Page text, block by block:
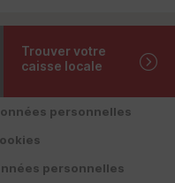
Trouver votre
caisse locale
personnelles
personnelles